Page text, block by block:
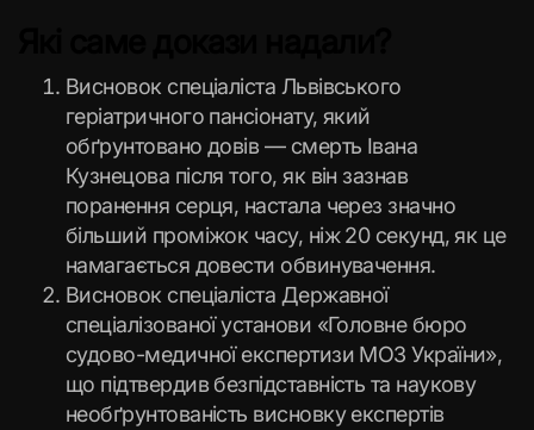
Висновок спеціаліста Львівського
геріатричного пансіонату, який
обґрунтовано довів — смерть Івана
Кузнецова після того, як він зазнав
поранення серця, настала через значно
більший проміжок часу, ніж 20 секунд, як це
намагається довести обвинувачення.
Висновок спеціаліста Державної
спеціалізованої установи «Головне бюро
судово-медичної експертизи МОЗ України»,
що підтвердив безпідставність та наукову
необґрунтованість висновку експертів